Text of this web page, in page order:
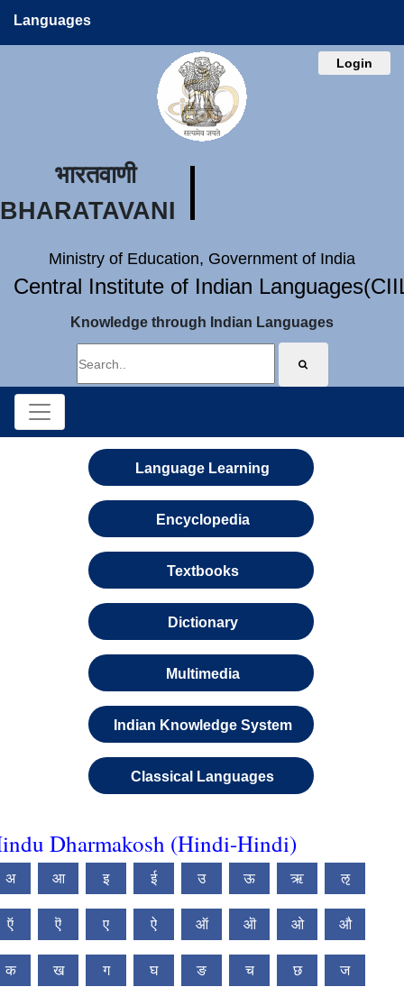
Languages
Login
भारतवाणी
BHARATAVANI
Ministry of Education, Government of India
Central Institute of Indian
Knowledge through Indian Languages
Language Learning
Encyclopedia
Textbooks
Dictionary
Multimedia
Indian Knowledge System
Classical Languages
Dharmakosh (Hindi-Hindi)
अ आ इ ई उ ऊ ऋ ऌ
ऍ ऎ ए ऐ ऑ ऒ ओ औ
क ख ग घ ङ च छ ज